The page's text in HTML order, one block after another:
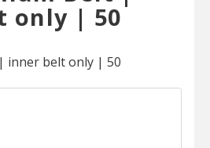
only | 50
inner belt only | 50